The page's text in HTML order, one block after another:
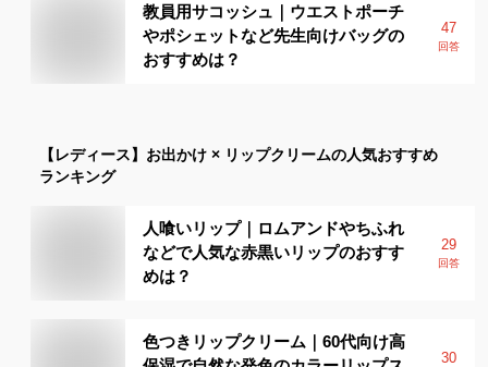
教員用サコッシュ｜ウエストポーチ
やポシェットなど先生向けバッグの
おすすめは？
47
回答
【レディース】 お出かけ × リップクリームの人気おすすめ
ランキング
人喰いリップ｜ロムアンドやちふれ
などで人気な赤黒いリップのおすす
めは？
29
回答
色つきリップクリーム｜60代向け高
30